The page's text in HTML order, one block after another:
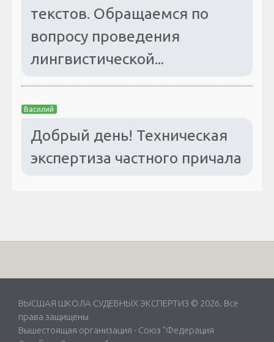
текстов. Обращаемся по
вопросу проведения
лингвистической...
Василий
Добрый день! Техническая
экспертиза частного причала
ВЫСШАЯ ШКОЛА СУДЕБНЫХ ЭКСПЕРТИЗ © 2026. Все
права защищены
Вышестоящая организация - Союз "Федерация